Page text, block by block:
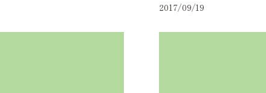
2017/09/19